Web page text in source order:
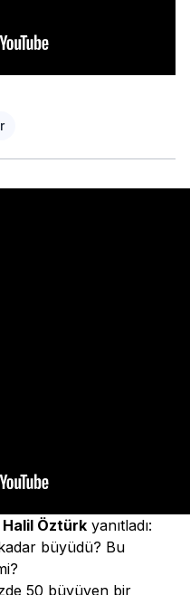
Öztürk yanıtladı:
kadar büyüdü? Bu
50 büyüyen bir